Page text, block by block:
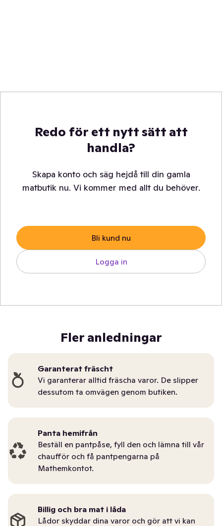
Redo för ett nytt sätt att
handla?
Skapa konto och säg hejdå till din gamla
matbutik nu. Vi kommer med allt du behöver.
Bli kund nu
Logga in
Fler anledningar
Garanterat fräscht
Vi garanterar alltid fräscha varor. De slipper
dessutom ta omvägen genom butiken.
Panta hemifrån
Beställ en pantpåse, fyll den och lämna till vår
chaufför och få pantpengarna på
Mathemkontot.
Billig och bra mat i låda
Lådor skyddar dina varor och gör att vi kan